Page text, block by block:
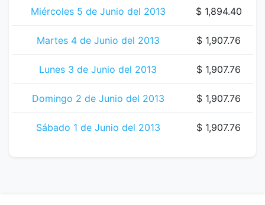
Miércoles 5 de Junio del 2013 $ 1,894.40
Martes 4 de Junio del 2013 $ 1,907.76
Lunes 3 de Junio del 2013 $ 1,907.76
Domingo 2 de Junio del 2013 $ 1,907.76
Sábado 1 de Junio del 2013 $ 1,907.76